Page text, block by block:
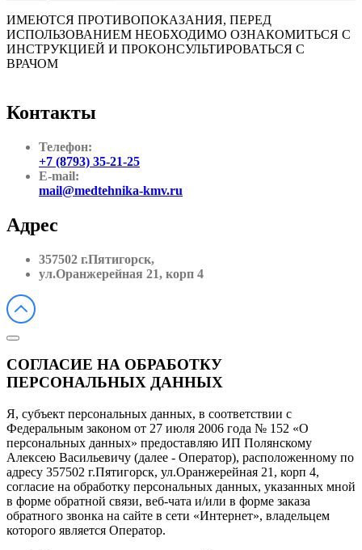
ИМЕЮТСЯ ПРОТИВОПОКАЗАНИЯ, ПЕРЕД
ИСПОЛЬЗОВАНИЕМ НЕОБХОДИМО ОЗНАКОМИТЬСЯ С
ИНСТРУКЦИЕЙ И ПРОКОНСУЛЬТИРОВАТЬСЯ С
ВРАЧОМ
Контакты
Телефон:
+7 (8793) 35-21-25
E-mail:
mail@medtehnika-kmv.ru
Адрес
357502 г.Пятигорск,
ул.Оранжерейная 21, корп 4
СОГЛАСИЕ НА ОБРАБОТКУ
ПЕРСОНАЛЬНЫХ ДАННЫХ
Я, субъект персональных данных, в соответствии с
Федеральным законом от 27 июля 2006 года № 152 «О
персональных данных» предоставляю ИП Полянскому
Алексею Васильевичу (далее - Оператор), расположенному по
адресу 357502 г.Пятигорск, ул.Оранжерейная 21, корп 4,
согласие на обработку персональных данных, указанных мной
в форме обратной связи, веб-чата и/или в форме заказа
обратного звонка на сайте в сети «Интернет», владельцем
которого является Оператор.